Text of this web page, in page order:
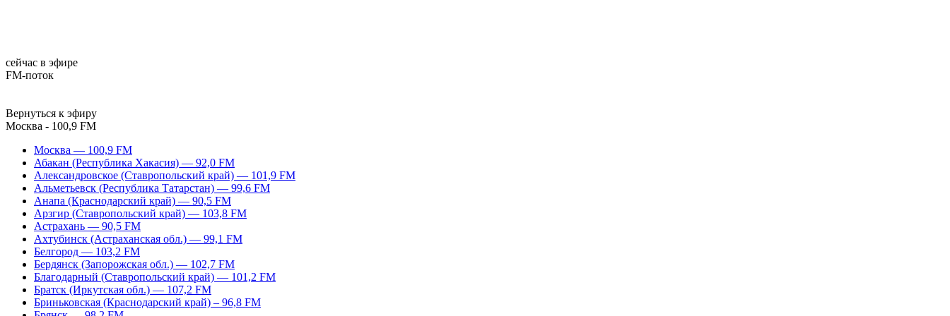
сейчас в эфире
FM-поток
Вернуться к эфиру
Москва - 100,9 FM
Москва — 100,9 FM
Абакан (Республика Хакасия) — 92,0 FM
Александровское (Ставропольский край) — 101,9 FM
Альметьевск (Республика Татарстан) — 99,6 FM
Анапа (Краснодарский край) — 90,5 FM
Арзгир (Ставропольский край) — 103,8 FM
Астрахань — 90,5 FM
Ахтубинск (Астраханская обл.) — 99,1 FM
Белгород — 103,2 FM
Бердянск (Запорожская обл.) — 102,7 FM
Благодарный (Ставропольский край) — 101,2 FM
Братск (Иркутская обл.) — 107,2 FM
Бриньковская (Краснодарский край) – 96,8 FM